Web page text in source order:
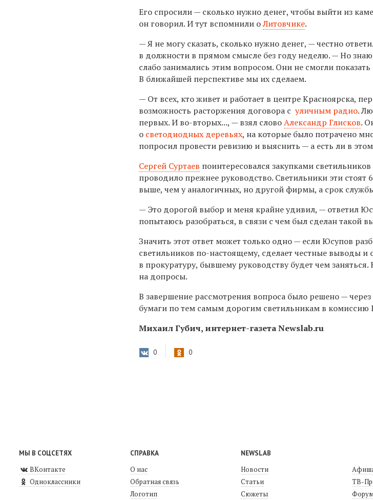
Его спросили — сколько нужно денег, чтобы выйти из
он говорил. И тут вспомнили оЛитовчике.
— Я не могу сказать, сколько нужно денег, — честно
в должности в прямом смысле без году неделю. — Но
слабо занимались этим вопросом. Они не смогли
В ближайшей перспективе мы их сделаем.
— От всех, кто живет и работает в центре Красноярска,
возможность расторжения договора суличным радио.
первых. И во-вторых..., — взял словоАлександр Глисков.
о светодиодных деревьях, на которые было потрачено
попросил провести ревизию и выяснить — а есть ли в
Сергей Суртаев поинтересовался закупками
проводило прежнее руководство. Светильники эти стоят
выше, чем у аналогичных, но другой фирмы, а срок
— Это дорогой выбор и меня крайне удивил, — ответил
попытаюсь разобраться, в связи с чем был сделан такой
Значить этот ответ может только одно — если Юсупов
светильников по-настоящему, сделает честные выводы и
в прокуратуру, бывшему руководству будет чем
на допросы.
В завершение рассмотрения вопроса было решено —
бумаги по тем самым дорогим светильникам в комиссию
Михаил Губич, интернет-газета Newslab.ru
0 0
МЫ В СОЦСЕТЯХ
ВКонтакте
Одноклассники
СПРАВКА
О нас
Обратная связь
Логотип
NEWSLAB
Новости
Статьи
Сюжеты
ТВ-